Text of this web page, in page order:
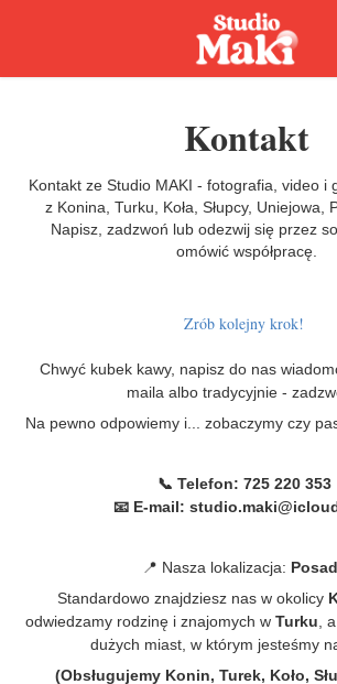
Kontakt
Kontakt ze Studio MAKI - fotografia, video i
z Konina, Turku, Koła, Słupcy, Uniejowa,
Napisz, zadzwoń lub odezwij się przez
omówić współpracę.
Zrób kolejny krok!
Chwyć kubek kawy, napisz do nas
maila albo tradycyjnie -
Na pewno odpowiemy i... zobaczymy czy
📞 Telefon: 725 220 353
📧 E-mail:
📍 Nasza lokalizacja:
Standardowo znajdziesz nas w okolicy
odwiedzamy rodzinę i znajomych w Turku , a
dużych miast, w którym jesteśmy
(Obsługujemy Konin, Turek, Koło,